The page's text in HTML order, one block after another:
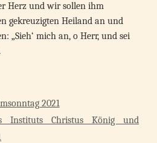
Herz und wir sollen ihm
gekreuzigten Heiland an und
„Sieh‘ mich an, o Herr, und sei
2021
Instituts Christus König und